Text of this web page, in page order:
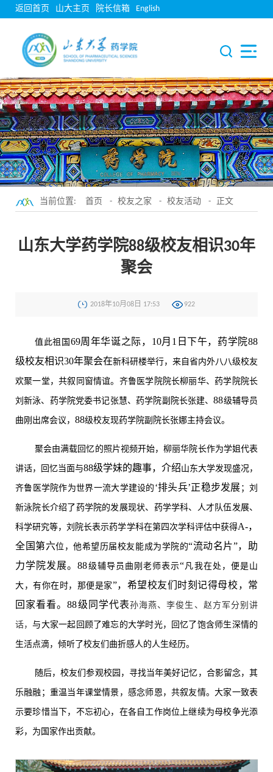
返回首页 山大主页 院长信箱 English
当前位置: 首页 - 校友之家 - 校友活动 - 正文
山东大学药学院88级校友相识30年
聚会
2018年10月08日 17:53 922
值此祖国 69周年华诞之际，10月1日下午，药学院88
级校友相识30年聚会在新科研楼举行，来自省内外八八级校友
欢聚一堂，共叙同窗情谊。齐鲁医学院院长柳丽华、药学院院长
刘新泳、药学院党委书记张慧、药学院副院长张建、88级辅导员
曲刚出席会议， 88级校友现药学院副院长张娜主持会议。
聚会由满载回忆的照片视频开始，柳丽华院长作为学姐代表
讲话，回忆当面与88级学妹的趣事，介绍山东大学发现盛况，
齐鲁医学院作为世界一流大学建设的 ‘排头兵’正稳步发展 ； 刘
新泳院长介绍了药学院的发展现状、 药学学科、人才队伍发展、
科学研究等，刘院长表示药学学科在第四次学科评估中获得A-，
全国第六位 ，他希望历届校友能成为学院的“流动名片”，助
力学院发展。88级辅导员曲刚老师表示“凡我在处，便是山
大 ，有你在时，那便是家”，希望校友们时刻记得母校，常
回家看看。88级同学代表孙海燕、李俊生 、 赵方军分别讲
话，与大家一起回顾了难忘的大学时光，回忆了饱含师生深情的
生活点滴，倾听了校友们曲折感人的人生经历。
随后，校友们参观校园，寻找当年美好记忆，合影留念，其
乐融融；重温当年课堂情景，感念师恩，共叙友情。大家一致表
示要珍惜当下，不忘初心，在各自工作岗位上继续为母校争光添
彩，为国家作出贡献。